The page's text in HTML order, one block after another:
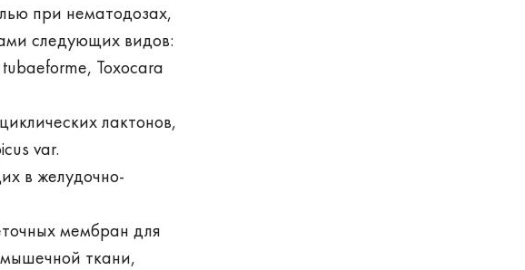
при нематодозах,
следующих видов:
Toxocara
лактонов,
var.
в желудочно-
мембран для
ткани,